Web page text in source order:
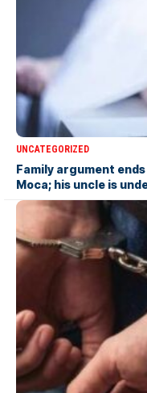
UNCATEGORIZED
Family argument
Moca; his uncle is